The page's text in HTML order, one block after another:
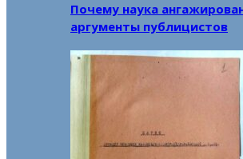
Почему наука
аргументы публицистов